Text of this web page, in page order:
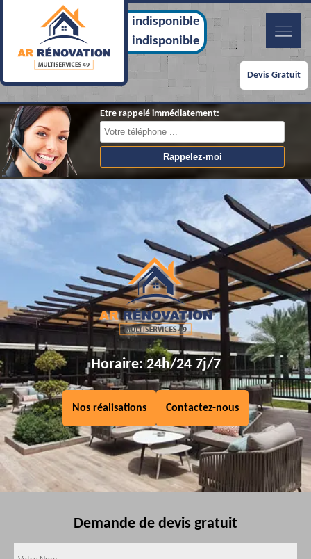
indisponible
indisponible
Devis Gratuit
Etre rappelé immédiatement:
Horaire: 24h/24 7j/7
Nos réalisations Contactez-nous
Demande de devis gratuit